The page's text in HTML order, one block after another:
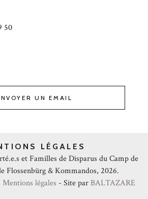
50
UN EMAIL
LÉGALES
et Familles de Disparus du Camp de
Flossenbürg & Kommandos, 2026.
Mentions légales - Site par BALTAZARE